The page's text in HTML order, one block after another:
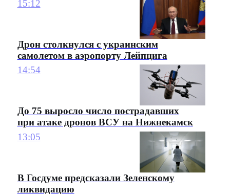
15:12
Дрон столкнулся с украинским
самолетом в аэропорту Лейпцига
14:54
До 75 выросло число пострадавших
при атаке дронов ВСУ на Нижнекамск
13:05
В Госдуме предсказали Зеленскому
ликвидацию